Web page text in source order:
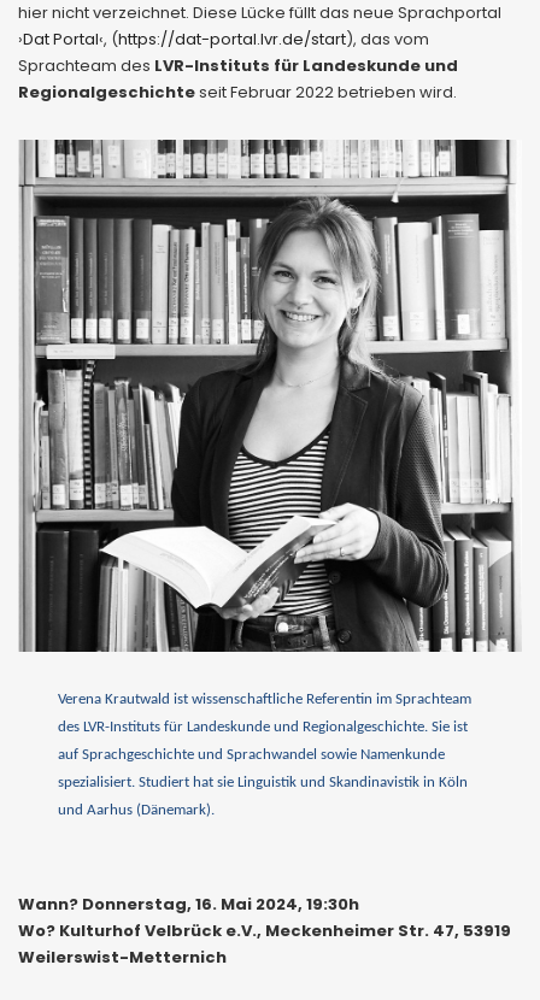
hier nicht verzeichnet. Diese Lücke füllt das neue Sprachportal
›Dat Portal‹, (https://dat-portal.lvr.de/start), das vom
Sprachteam des LVR-Instituts für Landeskunde und
Regionalgeschichteseit Februar 2022 betrieben wird.
Verena Krautwald ist wissenschaftliche Referentin im Sprachteam
des LVR-Instituts für Landeskunde und Regionalgeschichte. Sie ist
auf Sprachgeschichte und Sprachwandel sowie Namenkunde
spezialisiert. Studiert hat sie Linguistik und Skandinavistik in Köln
und Aarhus (Dänemark).
Wann? Donnerstag, 16. Mai 2024, 19:30h
Wo? Kulturhof Velbrück e.V., Meckenheimer Str. 47, 53919
Weilerswist-Metternich